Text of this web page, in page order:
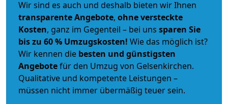
Wir sind es auch und deshalb bieten wir Ihnen
transparente Angebote, ohne versteckte
Kosten, ganz im Gegenteil – bei uns sparen Sie
bis zu 60 % Umzugskosten! Wie das möglich ist?
Wir kennen die besten und günstigsten
Angebotefür den Umzug von Gelsenkirchen.
Qualitative und kompetente Leistungen –
müssen nicht immer übermäßig teuer sein.